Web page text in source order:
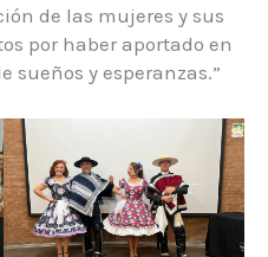
de las mujeres y sus
por haber aportado en
sueños y esperanzas.”